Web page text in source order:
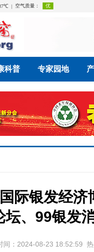
科普 专家园地
际银发经
坛、99银发
间：2024-08-23 18:52:59